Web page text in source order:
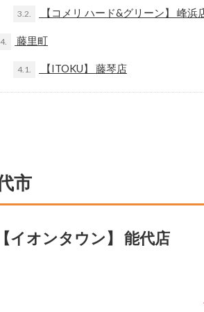
3.2. 【コメリ ハード&グリーン】 峰浜
4. 藤里町
4.1. 【ITOKU】 藤琴店
市
【イオンタウン】 能代店